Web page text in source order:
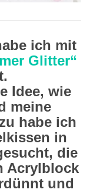
ich mit
Glitter“
Idee, wie
meine
habe ich
in
die
Acrylblock
und